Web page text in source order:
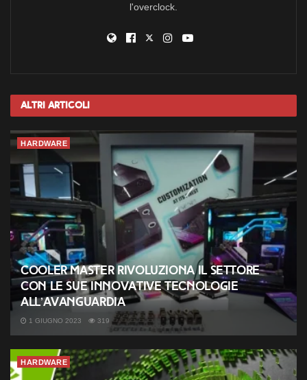
l'overclock.
Altri Articoli
HARDWARE
Cooler Master rivoluziona il settore
con le sue innovative tecnologie
all’avanguardia
1 GIUGNO 2023 319
HARDWARE